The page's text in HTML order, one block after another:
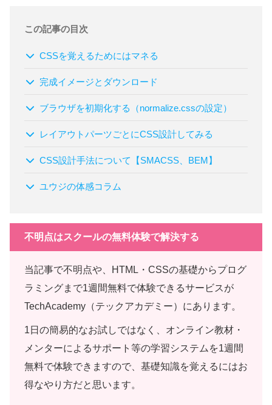
この記事の目次
CSSを覚えるためにはマネる
完成イメージとダウンロード
ブラウザを初期化する（normalize.cssの設定）
レイアウトパーツごとにCSS設計してみる
CSS設計手法について【SMACSS、BEM】
ユウジの体感コラム
不明点はスクールの無料体験で解決する
当記事で不明点や、HTML・CSSの基礎からプログ
ラミングまで1週間無料で体験できるサービスが
TechAcademy（テックアカデミー）にあります。
1日の簡易的なお試しではなく、オンライン教材・
メンターによるサポート等の学習システムを1週間
無料で体験できますので、基礎知識を覚えるにはお
得なやり方だと思います。